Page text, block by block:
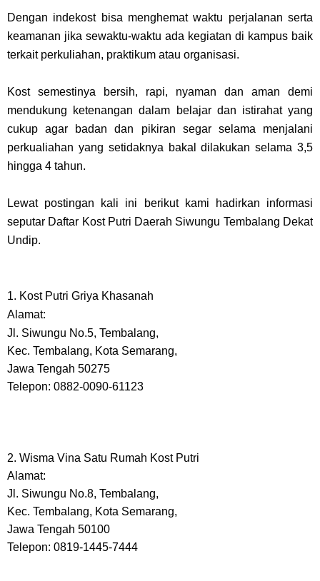
Dengan indekost bisa menghemat waktu perjalanan serta
keamanan jika sewaktu-waktu ada kegiatan di kampus baik
terkait perkuliahan, praktikum atau organisasi.
Kost semestinya bersih, rapi, nyaman dan aman demi
mendukung ketenangan dalam belajar dan istirahat yang
cukup agar badan dan pikiran segar selama menjalani
perkualiahan yang setidaknya bakal dilakukan selama 3,5
hingga 4 tahun.
Lewat postingan kali ini berikut kami hadirkan informasi
seputar Daftar Kost Putri Daerah Siwungu Tembalang Dekat
Undip.
1. Kost Putri Griya Khasanah
Alamat:
Jl. Siwungu No.5, Tembalang,
Kec. Tembalang, Kota Semarang,
Jawa Tengah 50275
Telepon: 0882-0090-61123
2. Wisma Vina Satu Rumah Kost Putri
Alamat:
Jl. Siwungu No.8, Tembalang,
Kec. Tembalang, Kota Semarang,
Jawa Tengah 50100
Telepon: 0819-1445-7444